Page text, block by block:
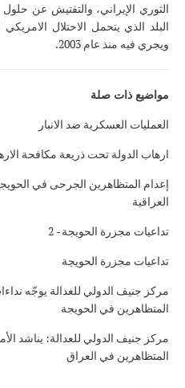
الثوري الإيراني، والتفتيش عن حلول
البلد الذي يتحمل الاحتلال
ويجري فيه منذ عام 2003.
مواضيع ذات صلة
العمليات العسكرية ضد الانبار
ارهاب الدولة تحت ذريعة مكافحة
إعدام المتظاهرين الجرحى في
العراقية
تداعيات مجزرة الحويجة - 2
تداعيات مجزرة الحويجة
مركز جنيف الدولي للعدالة يوجّه
المتظاهرين في الحويجة
مركز جنيف الدولي للعدالة: يناشد
المتظاهرين في العراق